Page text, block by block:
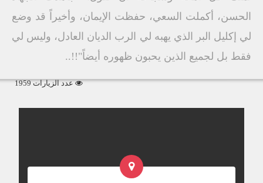
الحسن، أكملت السعي، حفظت الإيمان، وأخيراً قد وضع
لي إكليل البر الذي يهبه لي الرب الديان العادل، وليس لي
فقط بل لجميع الذين يحبون ظهوره أيضاً"!!..
عدد الزيارات 1959